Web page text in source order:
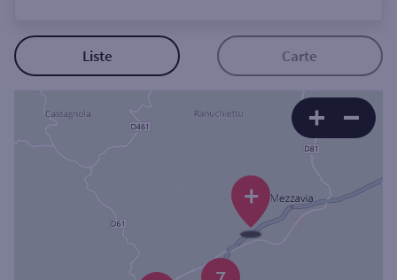
Autour de moi
Liste Carte
+